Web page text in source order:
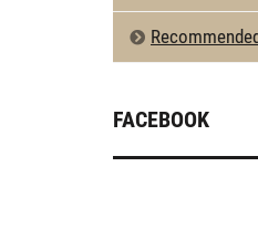
FACEBOOK